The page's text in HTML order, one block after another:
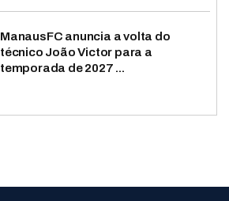
ManausFC anuncia a volta do
técnico João Victor para a
temporada de 2027 ...